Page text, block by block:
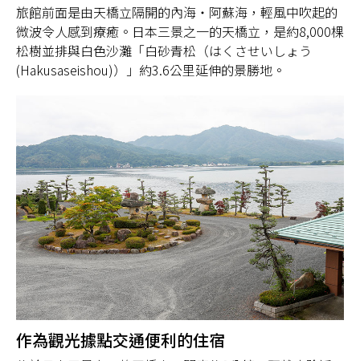
旅館前面是由天橋立隔開的內海・阿蘇海，輕風中吹起的
微波令人感到療癒。日本三景之一的天橋立，是約8,000棵
松樹並排與白色沙灘「白砂青松（はくさせいしょう
(Hakusaseishou)）」約3.6公里延伸的景勝地。
作為觀光據點交通便利的住宿